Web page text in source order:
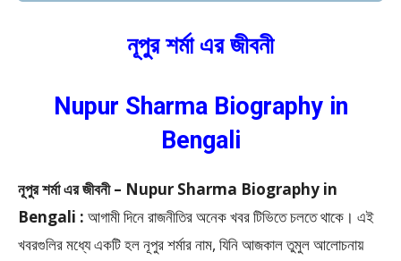
নূপুর শর্মা এর জীবনী
Nupur Sharma Biography in
Bengali
নূপুর শর্মা এর জীবনী – Nupur Sharma Biography in
Bengali : আগামী দিনে রাজনীতির অনেক খবর টিভিতে চলতে থাকে। এই
খবরগুলির মধ্যে একটি হল নূপুর শর্মার নাম, যিনি আজকাল তুমুল আলোচনায়